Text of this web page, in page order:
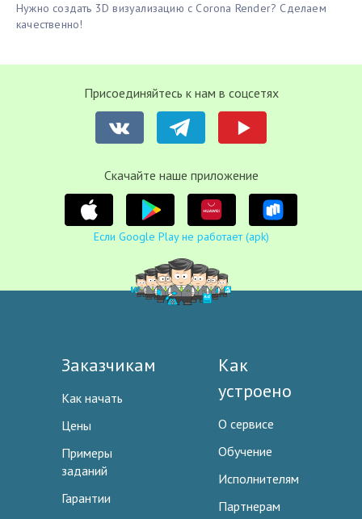
Нужно создать 3D визуализацию с Corona Render? Сделаем
качественно!
Присоединяйтесь к нам в соцсетях
Cкачайте наше приложение
Если Google Play не работает (apk)
Заказчикам
Как начать
Цены
Примеры
заданий
Гарантии
Как
устроено
О сервисе
Обучение
Исполнителям
Партнерам